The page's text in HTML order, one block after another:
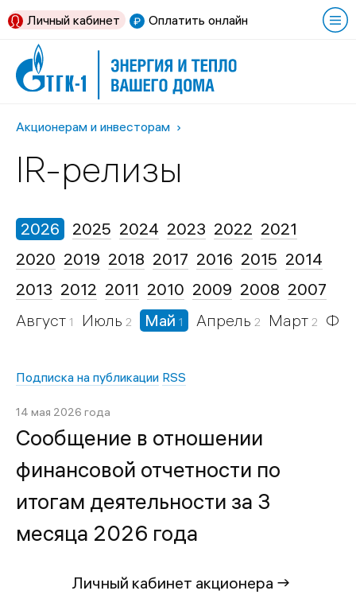
Оплатить онлайн
Личный кабинет
Акционерам и инвесторам
IR-релизы
2026
Август 1 Июль 2 Май 1 Апрель 2 Март 2
2025 2024 2023 2022 2021
2020 2019 2018 2017 2016 2015 2014
2013 2012 2011 2010 2009 2008 2007
Подписка на публикации RSS
14 мая 2026 года
Сообщение в отношении
финансовой отчетности по
итогам деятельности за 3
месяца 2026 года
Личный кабинет акционера →